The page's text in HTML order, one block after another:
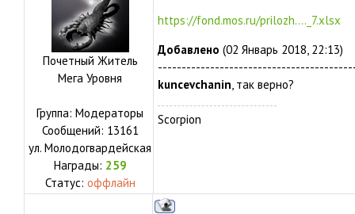
Почетный Житель
Мега Уровня
Группа: Модераторы
Сообщений: 13161
ул. Молодогвардейская
Награды: 259
Статус: оффлайн
https://fond.mos.ru/prilozh...._7.xlsx
Добавлено (02 Январь 2018, 22:13)
kuncevchanin, так верно?
Scorpion